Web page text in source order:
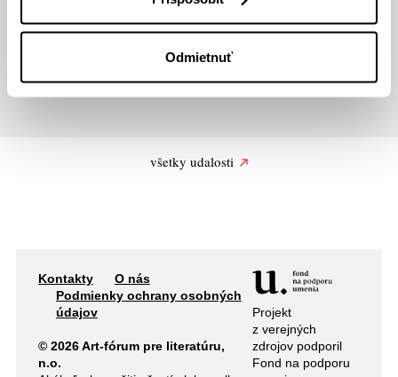
Odmietnuť
Podujatie organizujeme s podporou Fondu na
všetky udalosti
Kontakty
O nás
Podmienky ochrany osobných
údajov
© 2026 Art-fórum pre literatúru,
n.o.
Projekt
z verejných
zdrojov podporil
Fond na podporu